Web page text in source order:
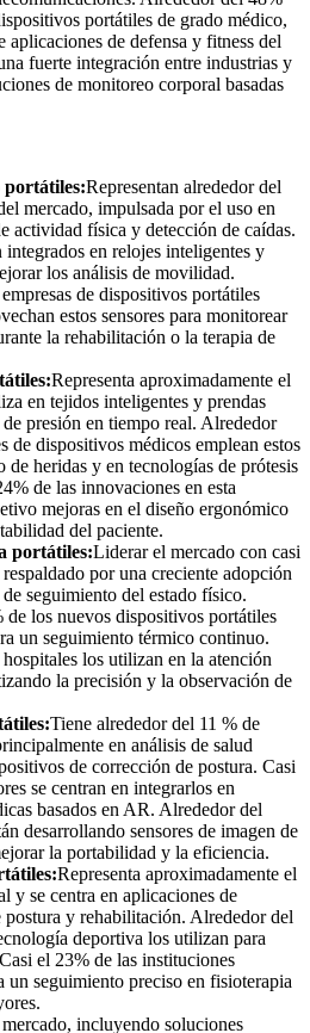
portátiles de grado médico,
aplicaciones de defensa y fitness del
fuerte integración entre industrias y
de monitoreo corporal basadas
portátiles:Representan alrededor del
mercado, impulsada por el uso en
actividad física y detección de caídas.
integrados en relojes inteligentes y
los análisis de movilidad.
de dispositivos portátiles
estos sensores para monitorear
la rehabilitación o la terapia de
Representa aproximadamente el
en tejidos inteligentes y prendas
presión en tiempo real. Alrededor
de dispositivos médicos emplean estos
de heridas y en tecnologías de prótesis
de las innovaciones en esta
mejoras en el diseño ergonómico
del paciente.
portátiles:Liderar el mercado con casi
por una creciente adopción
seguimiento del estado físico.
los nuevos dispositivos portátiles
un seguimiento térmico continuo.
los utilizan en la atención
la precisión y la observación de
Tiene alrededor del 11 % de
en análisis de salud
de corrección de postura. Casi
se centran en integrarlos en
basados ​​en AR. Alrededor del
desarrollando sensores de imagen de
la portabilidad y la eficiencia.
Representa aproximadamente el
y se centra en aplicaciones de
y rehabilitación. Alrededor del
deportiva los utilizan para
el 23% de las instituciones
un seguimiento preciso en fisioterapia
incluyendo soluciones